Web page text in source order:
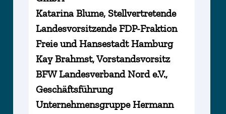
Katarina Blume, Stellvertretende
Landesvorsitzende FDP-Fraktion
Freie und Hansestadt Hamburg
Kay Brahmst, Vorstandsvorsitz
BFW Landesverband Nord e.V.,
Geschäftsführung
Unternehmensgruppe Hermann